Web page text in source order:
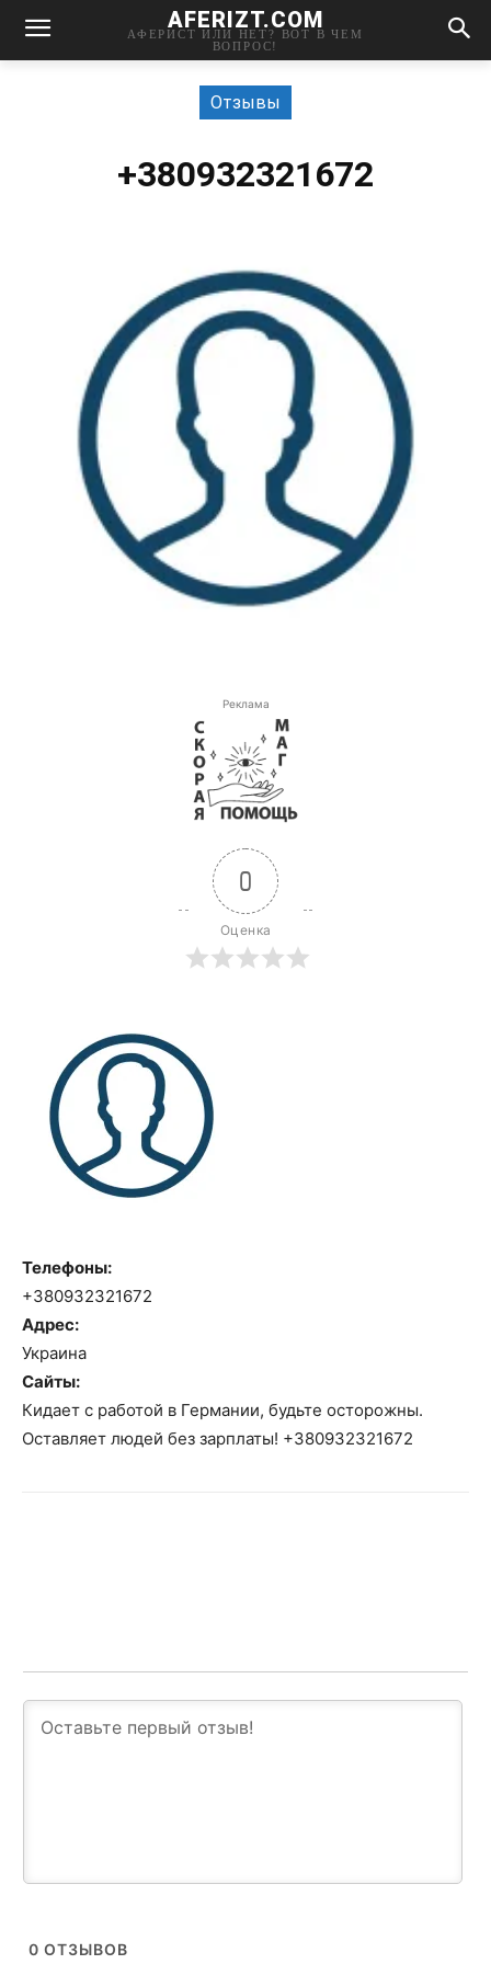
AFERIZT.COM
АФЕРИСТ ИЛИ НЕТ? ВОТ В ЧЕМ
ВОПРОС!
Отзывы
+380932321672
Реклама
0
Оценка
Телефоны:
+380932321672
Адрес:
Украина
Сайты:
Кидает с работой в Германии, будьте осторожны.
Оставляет людей без зарплаты! +380932321672
0 ОТЗЫВОВ